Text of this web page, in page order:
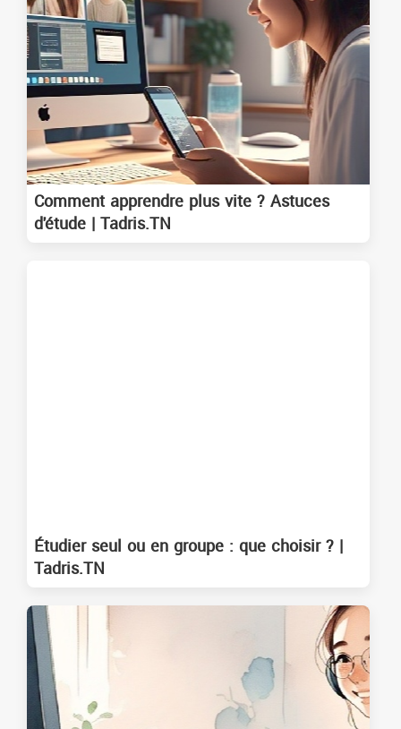
Comment apprendre plus vite ? Astuces
d'étude | Tadris.TN
Étudier seul ou en groupe : que choisir ? |
Tadris.TN